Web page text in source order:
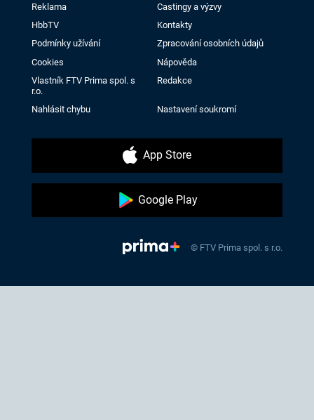
Reklama
Castingy a výzvy
HbbTV
Kontakty
Podmínky užívání
Zpracování osobních údajů
Cookies
Nápověda
Vlastník FTV Prima spol. s
r.o.
Redakce
Nahlásit chybu Nastavení soukromí
App Store
Google Play
© FTV Prima spol. s r.o.